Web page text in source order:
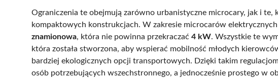
Ograniczenia te obejmują zarówno urbanistyczne microcary, jak i
kompaktowych konstrukcjach. W zakresie microcarów
znamionowa, która nie powinna przekraczać 4 kW. Wszystkie te
która została stworzona, aby wspierać mobilność młodych
bardziej ekologicznych opcji transportowych. Dzięki takim
osób potrzebujących wszechstronnego, a jednocześnie prostego w